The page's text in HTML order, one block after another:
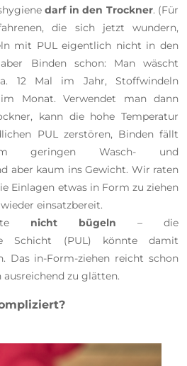
darf in den Trockner. (Für
die sich jetzt wundern,
mit PUL eigentlich nicht in den
Binden schon: Man wäscht
12 Mal im Jahr, Stoffwindeln
Monat. Verwendet man dann
kann die hohe Temperatur
PUL zerstören, Binden fällt
geringen Wasch- und
aber kaum ins Gewicht. Wir raten
Einlagen etwas in Form zu ziehen
einsatzbereit.
nicht bügeln – die
Schicht (PUL) könnte damit
Das in-Form-ziehen reicht schon
ausreichend zu glätten.